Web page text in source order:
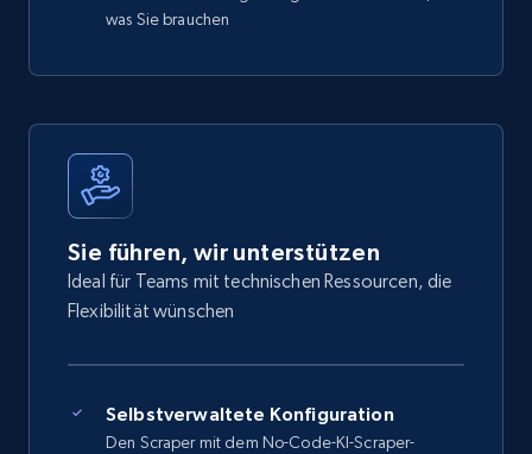
was Sie brauchen
Sie führen, wir unterstützen
Ideal für Teams mit technischen Ressourcen, die
Flexibilität wünschen
Selbstverwaltete Konfiguration
Den Scraper mit dem No-Code-KI-Scraper-